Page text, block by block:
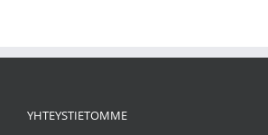
YHTEYSTIETOMME